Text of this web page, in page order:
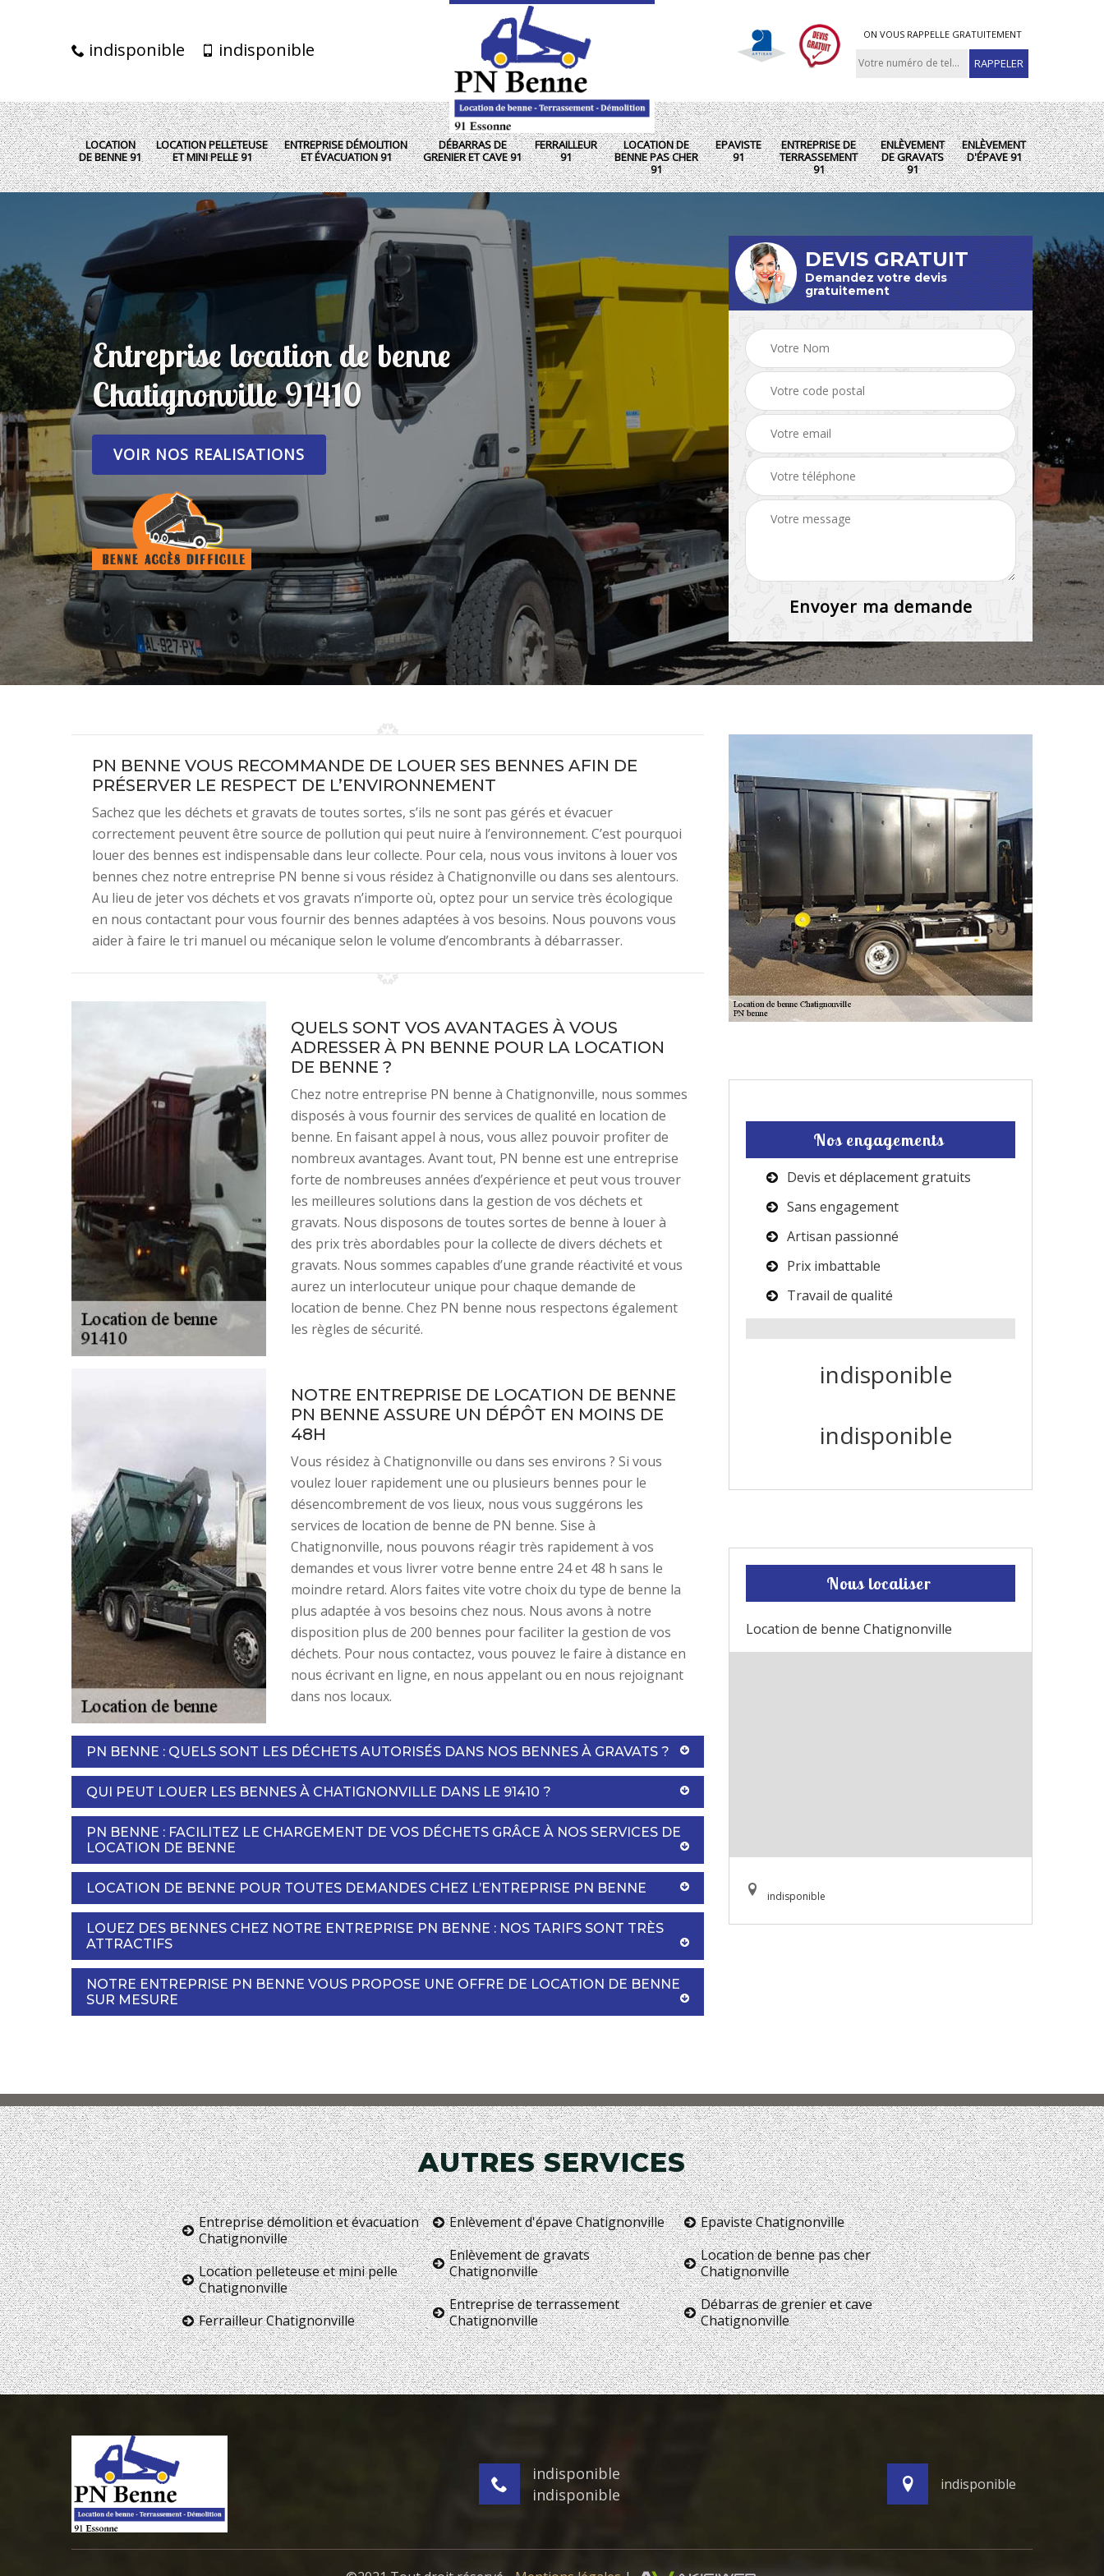
indisponible indisponible
ON VOUS RAPPELLE GRATUITEMENT
LOCATION
DE BENNE 91
LOCATION PELLETEUSE
ET MINI PELLE 91
ENTREPRISE DÉMOLITION
ET ÉVACUATION 91
DÉBARRAS DE
GRENIER ET CAVE 91
FERRAILLEUR
91
LOCATION DE
BENNE PAS CHER
91
EPAVISTE
91
ENTREPRISE DE
TERRASSEMENT
91
ENLÈVEMENT
DE GRAVATS
91
ENLÈVEMENT
D'ÉPAVE 91
Entreprise location de benne
Chatignonville 91410
VOIR NOS REALISATIONS
DEVIS GRATUIT
Demandez votre devis
gratuitement
PN BENNE VOUS RECOMMANDE DE LOUER SES BENNES AFIN DE
PRÉSERVER LE RESPECT DE L’ENVIRONNEMENT
Sachez que les déchets et gravats de toutes sortes, s’ils ne sont pas gérés et évacuer
correctement peuvent être source de pollution qui peut nuire à l’environnement. C’est pourquoi
louer des bennes est indispensable dans leur collecte. Pour cela, nous vous invitons à louer vos
bennes chez notre entreprise PN benne si vous résidez à Chatignonville ou dans ses alentours.
Au lieu de jeter vos déchets et vos gravats n’importe où, optez pour un service très écologique
en nous contactant pour vous fournir des bennes adaptées à vos besoins. Nous pouvons vous
aider à faire le tri manuel ou mécanique selon le volume d’encombrants à débarrasser.
QUELS SONT VOS AVANTAGES À VOUS
ADRESSER À PN BENNE POUR LA LOCATION
DE BENNE ?
Chez notre entreprise PN benne à Chatignonville, nous sommes
disposés à vous fournir des services de qualité en location de
benne. En faisant appel à nous, vous allez pouvoir profiter de
nombreux avantages. Avant tout, PN benne est une entreprise
forte de nombreuses années d’expérience et peut vous trouver
les meilleures solutions dans la gestion de vos déchets et
gravats. Nous disposons de toutes sortes de benne à louer à
des prix très abordables pour la collecte de divers déchets et
gravats. Nous sommes capables d’une grande réactivité et vous
aurez un interlocuteur unique pour chaque demande de
location de benne. Chez PN benne nous respectons également
les règles de sécurité.
NOTRE ENTREPRISE DE LOCATION DE BENNE
PN BENNE ASSURE UN DÉPÔT EN MOINS DE
48H
Vous résidez à Chatignonville ou dans ses environs ? Si vous
voulez louer rapidement une ou plusieurs bennes pour le
désencombrement de vos lieux, nous vous suggérons les
services de location de benne de PN benne. Sise à
Chatignonville, nous pouvons réagir très rapidement à vos
demandes et vous livrer votre benne entre 24 et 48 h sans le
moindre retard. Alors faites vite votre choix du type de benne la
plus adaptée à vos besoins chez nous. Nous avons à notre
disposition plus de 200 bennes pour faciliter la gestion de vos
déchets. Pour nous contactez, vous pouvez le faire à distance en
nous écrivant en ligne, en nous appelant ou en nous rejoignant
dans nos locaux.
PN BENNE : QUELS SONT LES DÉCHETS AUTORISÉS DANS NOS BENNES À GRAVATS ?
QUI PEUT LOUER LES BENNES À CHATIGNONVILLE DANS LE 91410 ?
PN BENNE : FACILITEZ LE CHARGEMENT DE VOS DÉCHETS GRÂCE À NOS SERVICES DE
LOCATION DE BENNE
LOCATION DE BENNE POUR TOUTES DEMANDES CHEZ L’ENTREPRISE PN BENNE
LOUEZ DES BENNES CHEZ NOTRE ENTREPRISE PN BENNE : NOS TARIFS SONT TRÈS
ATTRACTIFS
NOTRE ENTREPRISE PN BENNE VOUS PROPOSE UNE OFFRE DE LOCATION DE BENNE
SUR MESURE
Nos engagements
Devis et déplacement gratuits
Sans engagement
Artisan passionné
Prix imbattable
Travail de qualité
indisponible
indisponible
Nous localiser
Location de benne Chatignonville
indisponible
AUTRES SERVICES
Entreprise démolition et évacuation
Chatignonville
Location pelleteuse et mini pelle
Chatignonville
Ferrailleur Chatignonville
Enlèvement d'épave Chatignonville
Enlèvement de gravats
Chatignonville
Entreprise de terrassement
Chatignonville
Epaviste Chatignonville
Location de benne pas cher
Chatignonville
Débarras de grenier et cave
Chatignonville
indisponible
indisponible
indisponible